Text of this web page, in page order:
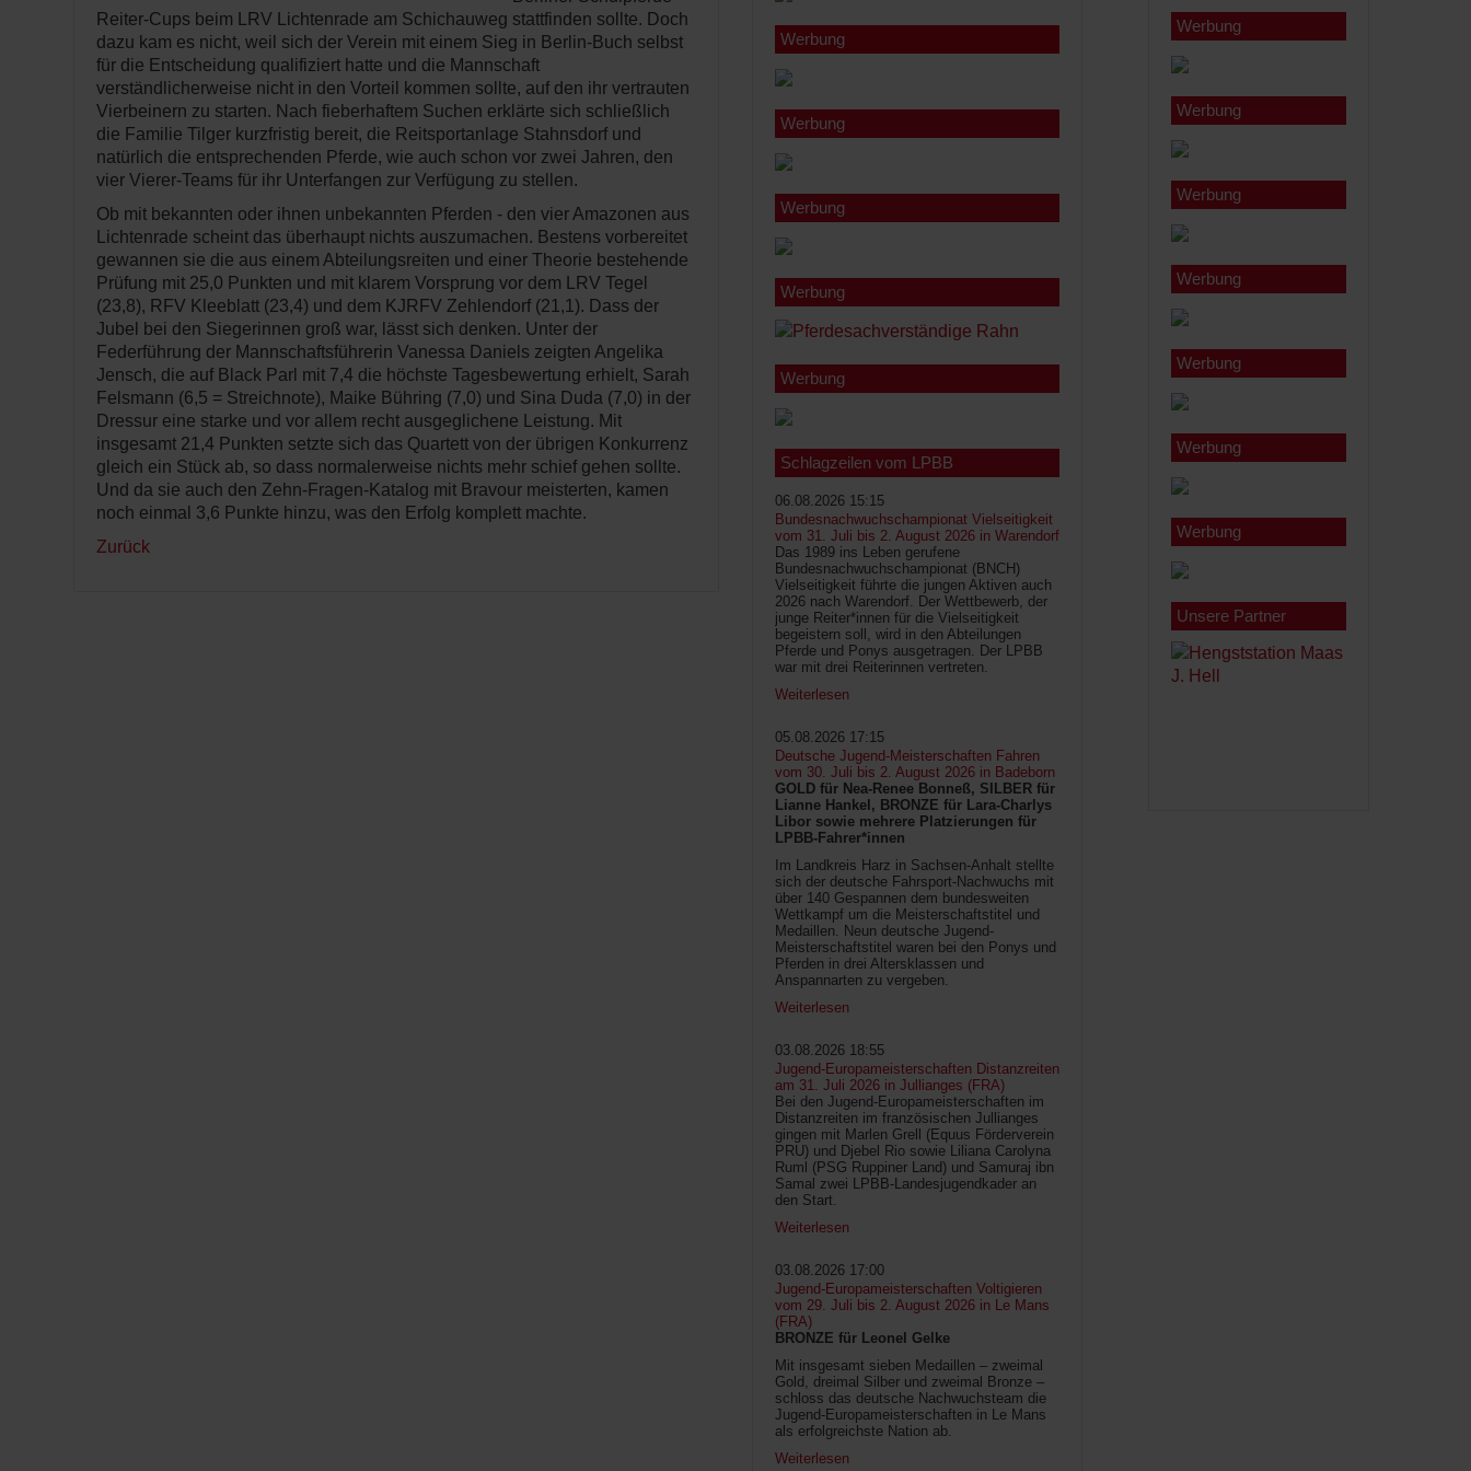
Reiter-Cups beim LRV Lichtenrade am Schichauweg stattfinden sollte. Doch
dazu kam es nicht, weil sich der Verein mit einem Sieg in Berlin-Buch selbst
für die Entscheidung qualifiziert hatte und die Mannschaft
verständlicherweise nicht in den Vorteil kommen sollte, auf den ihr vertrauten
Vierbeinern zu starten. Nach fieberhaftem Suchen erklärte sich schließlich
die Familie Tilger kurzfristig bereit, die Reitsportanlage Stahnsdorf und
natürlich die entsprechenden Pferde, wie auch schon vor zwei Jahren, den
vier Vierer-Teams für ihr Unterfangen zur Verfügung zu stellen.
Ob mit bekannten oder ihnen unbekannten Pferden - den vier Amazonen aus
Lichtenrade scheint das überhaupt nichts auszumachen. Bestens vorbereitet
gewannen sie die aus einem Abteilungsreiten und einer Theorie bestehende
Prüfung mit 25,0 Punkten und mit klarem Vorsprung vor dem LRV Tegel
(23,8), RFV Kleeblatt (23,4) und dem KJRFV Zehlendorf (21,1). Dass der
Jubel bei den Siegerinnen groß war, lässt sich denken. Unter der
Federführung der Mannschaftsführerin Vanessa Daniels zeigten Angelika
Jensch, die auf Black Parl mit 7,4 die höchste Tagesbewertung erhielt, Sarah
Felsmann (6,5 = Streichnote), Maike Bühring (7,0) und Sina Duda (7,0) in der
Dressur eine starke und vor allem recht ausgeglichene Leistung. Mit
insgesamt 21,4 Punkten setzte sich das Quartett von der übrigen Konkurrenz
gleich ein Stück ab, so dass normalerweise nichts mehr schief gehen sollte.
Und da sie auch den Zehn-Fragen-Katalog mit Bravour meisterten, kamen
noch einmal 3,6 Punkte hinzu, was den Erfolg komplett machte.
Zurück
Werbung
Werbung
Werbung
Werbung
Werbung
Schlagzeilen vom LPBB
06.08.2026 15:15
Bundesnachwuchschampionat Vielseitigkeit
vom 31. Juli bis 2. August 2026 in Warendorf
Das 1989 ins Leben gerufene
Bundesnachwuchschampionat (BNCH)
Vielseitigkeit führte die jungen Aktiven auch
2026 nach Warendorf. Der Wettbewerb, der
junge Reiter*innen für die Vielseitigkeit
begeistern soll, wird in den Abteilungen
Pferde und Ponys ausgetragen. Der LPBB
war mit drei Reiterinnen vertreten.
Weiterlesen
05.08.2026 17:15
Deutsche Jugend-Meisterschaften Fahren
vom 30. Juli bis 2. August 2026 in Badeborn
GOLD für Nea-Renee Bonneß, SILBER für
Lianne Hankel, BRONZE für Lara-Charlys
Libor sowie mehrere Platzierungen für
LPBB-Fahrer*innen
Im Landkreis Harz in Sachsen-Anhalt stellte
sich der deutsche Fahrsport-Nachwuchs mit
über 140 Gespannen dem bundesweiten
Wettkampf um die Meisterschaftstitel und
Medaillen. Neun deutsche Jugend-
Meisterschaftstitel waren bei den Ponys und
Pferden in drei Altersklassen und
Anspannarten zu vergeben.
Weiterlesen
03.08.2026 18:55
Jugend-Europameisterschaften Distanzreiten
am 31. Juli 2026 in Jullianges (FRA)
Bei den Jugend-Europameisterschaften im
Distanzreiten im französischen Jullianges
gingen mit Marlen Grell (Equus Förderverein
PRU) und Djebel Rio sowie Liliana Carolyna
Ruml (PSG Ruppiner Land) und Samuraj ibn
Samal zwei LPBB-Landesjugendkader an
den Start.
Weiterlesen
03.08.2026 17:00
Jugend-Europameisterschaften Voltigieren
vom 29. Juli bis 2. August 2026 in Le Mans
(FRA)
BRONZE für Leonel Gelke
Mit insgesamt sieben Medaillen – zweimal
Gold, dreimal Silber und zweimal Bronze –
schloss das deutsche Nachwuchsteam die
Jugend-Europameisterschaften in Le Mans
als erfolgreichste Nation ab.
Weiterlesen
Werbung
Werbung
Werbung
Werbung
Werbung
Werbung
Werbung
Unsere Partner